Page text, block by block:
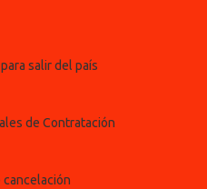
salir del país
de Contratación
cancelación